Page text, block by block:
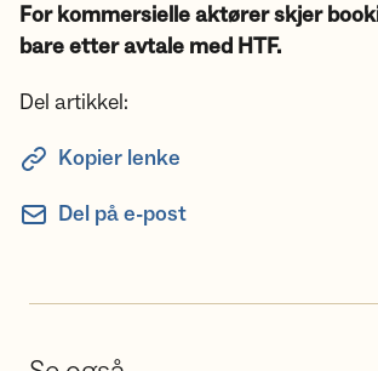
For kommersielle aktører skjer
bare etter avtale med HTF.
Del artikkel:
Kopier lenke
Del på e-post